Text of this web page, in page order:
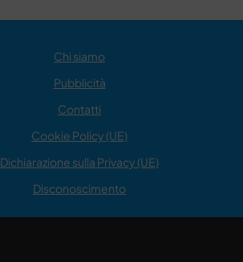
Chi siamo
Pubblicità
Contatti
Cookie Policy (UE)
Dichiarazione sulla Privacy (UE)
Disconoscimento